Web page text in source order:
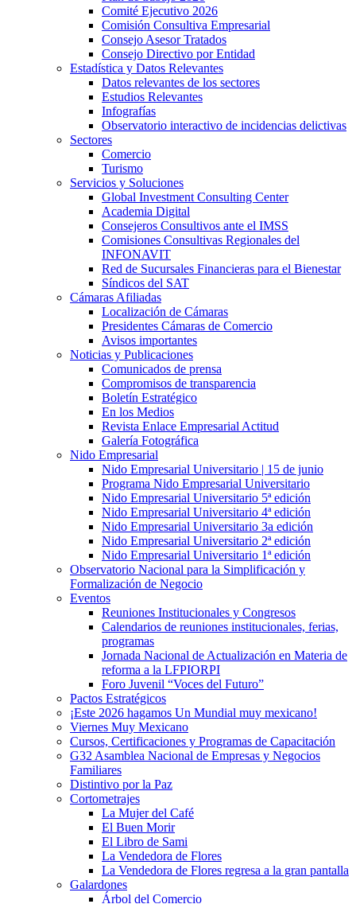
Comité Ejecutivo 2026
Comisión Consultiva Empresarial
Consejo Asesor Tratados
Consejo Directivo por Entidad
Estadística y Datos Relevantes
Datos relevantes de los sectores
Estudios Relevantes
Infografías
Observatorio interactivo de incidencias delictivas
Sectores
Comercio
Turismo
Servicios y Soluciones
Global Investment Consulting Center
Academia Digital
Consejeros Consultivos ante el IMSS
Comisiones Consultivas Regionales del
INFONAVIT
Red de Sucursales Financieras para el Bienestar
Síndicos del SAT
Cámaras Afiliadas
Localización de Cámaras
Presidentes Cámaras de Comercio
Avisos importantes
Noticias y Publicaciones
Comunicados de prensa
Compromisos de transparencia
Boletín Estratégico
En los Medios
Revista Enlace Empresarial Actitud
Galería Fotográfica
Nido Empresarial
Nido Empresarial Universitario | 15 de junio
Programa Nido Empresarial Universitario
Nido Empresarial Universitario 5ª edición
Nido Empresarial Universitario 4ª edición
Nido Empresarial Universitario 3a edición
Nido Empresarial Universitario 2ª edición
Nido Empresarial Universitario 1ª edición
Observatorio Nacional para la Simplificación y
Formalización de Negocio
Eventos
Reuniones Institucionales y Congresos
Calendarios de reuniones institucionales, ferias,
programas
Jornada Nacional de Actualización en Materia de
reforma a la LFPIORPI
Foro Juvenil “Voces del Futuro”
Pactos Estratégicos
¡Este 2026 hagamos Un Mundial muy mexicano!
Viernes Muy Mexicano
Cursos, Certificaciones y Programas de Capacitación
G32 Asamblea Nacional de Empresas y Negocios
Familiares
Distintivo por la Paz
Cortometrajes
La Mujer del Café
El Buen Morir
El Libro de Sami
La Vendedora de Flores
La Vendedora de Flores regresa a la gran pantalla
Galardones
Árbol del Comercio